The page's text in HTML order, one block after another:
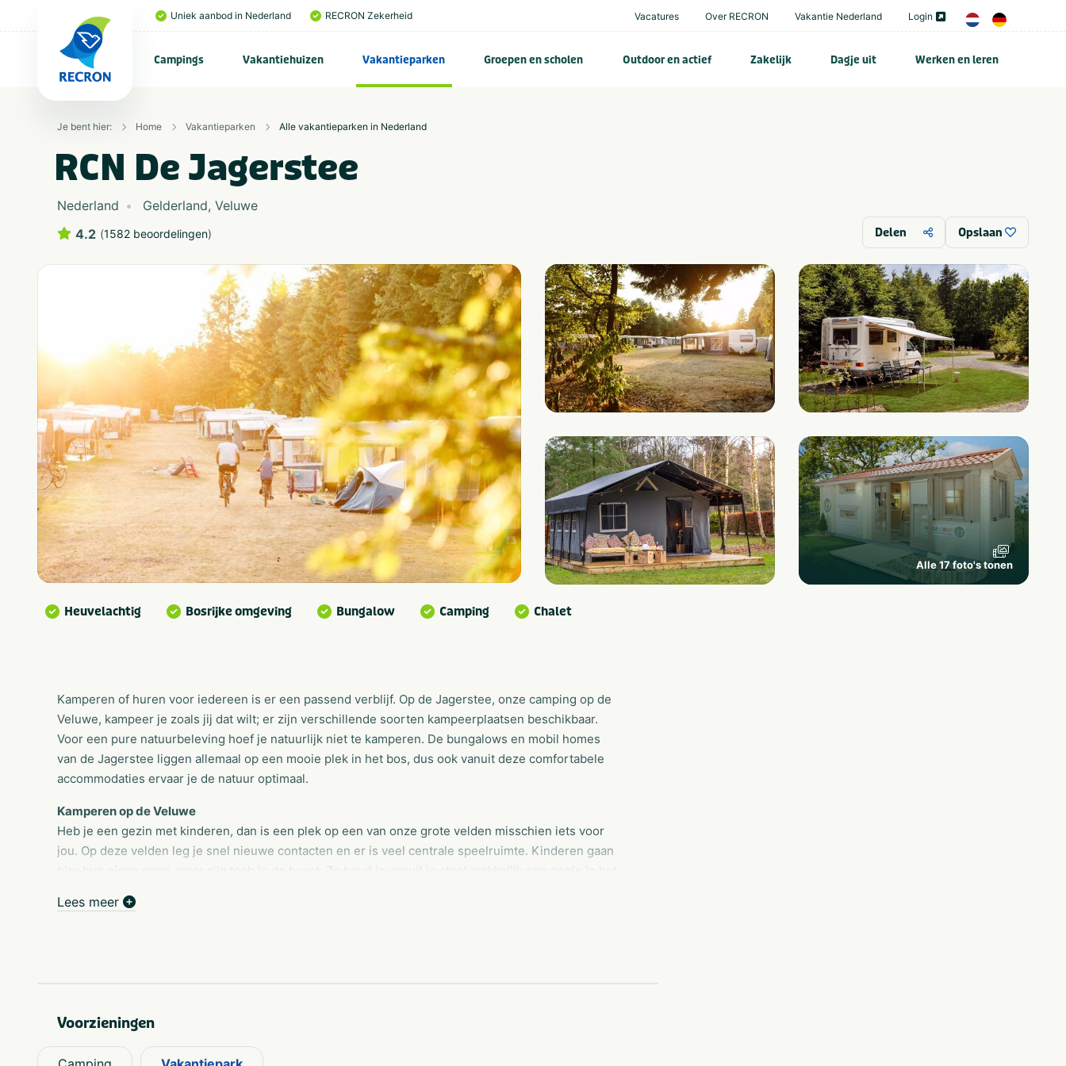
Uniek aanbod in Nederland RECRON Zekerheid Vacatures Over RECRON Vakantie Nederland Login
Campings Vakantiehuizen Vakantieparken Groepen en scholen Outdoor en actief Zakelijk Dagje uit Werken en leren
Je bent hier: Home Vakantieparken Alle vakantieparken in Nederland
RCN De Jagerstee
Nederland Gelderland, Veluwe
4.2 (1582 beoordelingen) Delen Opslaan
Alle 17 foto's tonen
Heuvelachtig Bosrijke omgeving Bungalow Camping Chalet
Kamperen of huren voor iedereen is er een passend verblijf. Op de Jagerstee, onze camping op de
Veluwe, kampeer je zoals jij dat wilt; er zijn verschillende soorten kampeerplaatsen beschikbaar.
Voor een pure natuurbeleving hoef je natuurlijk niet te kamperen. De bungalows en mobil homes
van de Jagerstee liggen allemaal op een mooie plek in het bos, dus ook vanuit deze comfortabele
accommodaties ervaar je de natuur optimaal.
Kamperen op de Veluwe
Heb je een gezin met kinderen, dan is een plek op een van onze grote velden misschien iets voor
jou. Op deze velden leg je snel nieuwe contacten en er is veel centrale speelruimte. Kinderen gaan
hier hun eigen gang, maar zijn toch in de buurt. Zo houd je vanuit je stoel makkelijk een oogje in het
is voldoende eigen ruimte: de plaatsen zijn altijd minimaal tachtig vierkante meter groot. Vier je je
door. Onze uitgebreide mobil homes zijn daarom winterhard. Bungalows zijn te huur in verschillende
zijn er voor vier of zes personen. Ze beschikken onder andere over een open keuken, comfortabele
Lees meer
Voorzieningen